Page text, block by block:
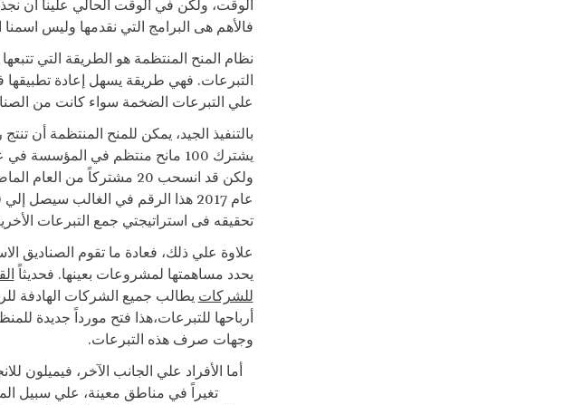
الوقت، ولكن في الوقت الحالي علينا أن
فالأهم هى البرامج التي نقدمها وليس
نظام المنح المنتظمة هو الطريقة التي
التبرعات. فهي طريقة يسهل إعادة
علي التبرعات الضخمة سواء كانت من
بالتنفيذ الجيد، يمكن للمنح المنتظمة أن
تحقيقه فى استراتيجتي جمع التبرعات
علاوة علي ذلك، فعادة ما تقوم الصناديق
يحدد مساهمتها لمشروعات بعينها. فحديثاً
للشركات
أرباحها للتبرعات،هذا فتح مورداً جديدة
وجهات صرف هذه التبرعات.
أما الأفراد علي الجانب الآخر، فيميلون
تغيراً في مناطق معينة، علي سبيل